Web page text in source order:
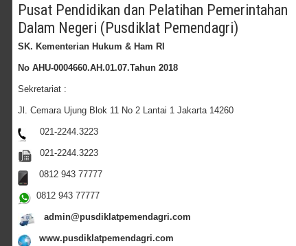
Pusat Pendidikan dan Pelatihan Pemerintahan
Dalam Negeri (Pusdiklat Pemendagri)
SK. Kementerian Hukum & Ham RI
No AHU-0004660.AH.01.07.Tahun 2018
Sekretariat :
Jl. Cemara Ujung Blok 11 No 2 Lantai 1 Jakarta 14260
021-2244.3223
021-2244.3223
0812 943 77777
0812 943 77777
admin@pusdiklatpemendagri.com
www.pusdiklatpemendagri.com